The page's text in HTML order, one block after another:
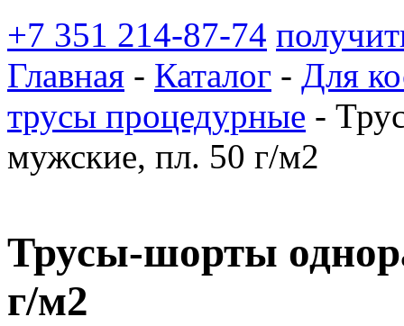
+7 351 214-87-74
Главная - Каталог - Для
трусы процедурные -
мужские, пл. 50 г/м2
Трусы-шорты
г/м2